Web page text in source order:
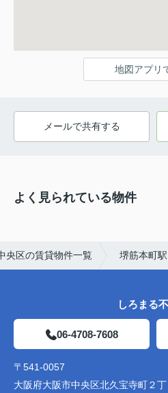
地図アプリ
メールで共有する
よく見られている物件
央区の賃貸物件一覧 堺筋本町駅
しろまる
06-4708-7608
〒541-0057
大阪府大阪市中央区北久宝寺町２